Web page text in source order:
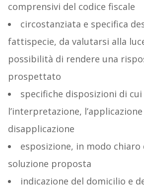
comprensivi del codice fiscale
circostanziata e specifica
fattispecie, da valutarsi alla
possibilità di rendere una
prospettato
specifiche disposizioni di
l’interpretazione,
disapplicazione
esposizione, in modo chiaro
soluzione proposta
indicazione del domicilio e